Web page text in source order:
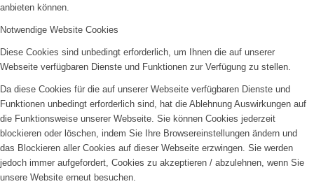
anbieten können.
Notwendige Website Cookies
Diese Cookies sind unbedingt erforderlich, um Ihnen die auf unserer
Webseite verfügbaren Dienste und Funktionen zur Verfügung zu stellen.
Da diese Cookies für die auf unserer Webseite verfügbaren Dienste und
Funktionen unbedingt erforderlich sind, hat die Ablehnung Auswirkungen auf
die Funktionsweise unserer Webseite. Sie können Cookies jederzeit
blockieren oder löschen, indem Sie Ihre Browsereinstellungen ändern und
das Blockieren aller Cookies auf dieser Webseite erzwingen. Sie werden
jedoch immer aufgefordert, Cookies zu akzeptieren / abzulehnen, wenn Sie
unsere Website erneut besuchen.